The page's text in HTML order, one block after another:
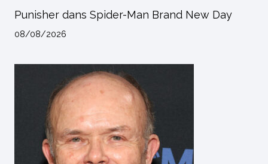
Punisher dans Spider-Man Brand New Day
08/08/2026